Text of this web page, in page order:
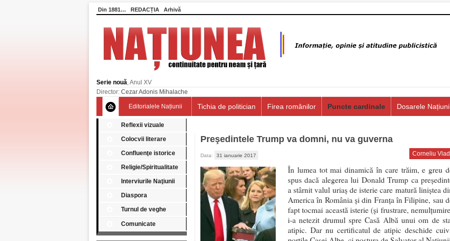
Din 1881… REDACȚIA Arhivă
Serie nouă, Anul XV
Director: Cezar Adonis Mihalache
Editorialele Națiunii Tichia de politician Firea românilor Puncte cardinale Dosarele
Reflexii vizuale
Colocvii literare
Confluenţe istorice
Religie/Spiritualitate
Interviurile Naţiunii
Diaspora
Turnul de veghe
Comunicate
Preşedintele Trump va domni, nu va guverna
Data: 31 ianuarie 2017 Corneliu Vlad
În lumea tot mai dinamică în care trăim, e greu
spus dacă alegerea lui Donald Trump ca
a stârnit valul uriaş de isterie care matură liniştea
America în România şi din Franţa în Filipine, sau
fapt tocmai această isterie (şi frustrare,
i-a netezit drumul spre Casă Albă unui om de
atipic. Dar nu certificatul de atipic deschide